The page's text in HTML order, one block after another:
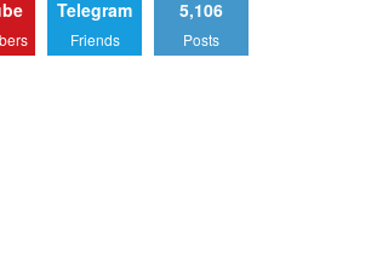
Telegram
Friends
5,106
Posts